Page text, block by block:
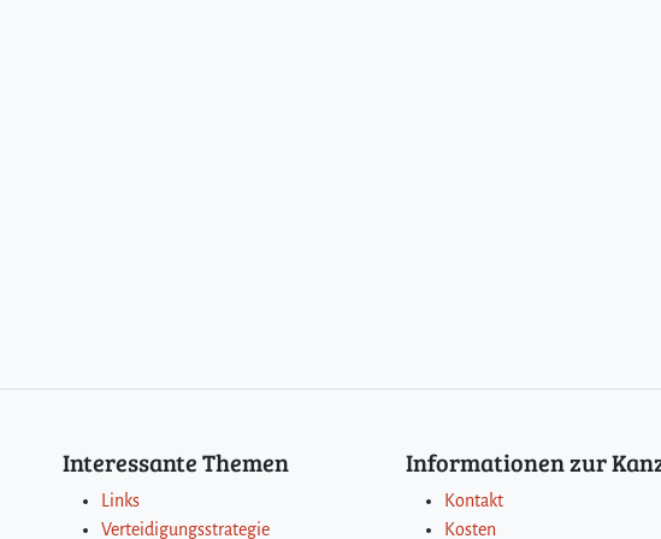
Interessante Themen
Links
Verteidigungsstrategie
Informationen zur
Kontakt
Kosten